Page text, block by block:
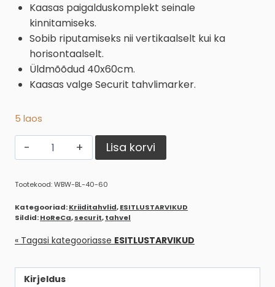
Kaasas paigalduskomplekt seinale
kinnitamiseks.
Sobib riputamiseks nii vertikaalselt kui ka
horisontaalselt.
Üldmõõdud 40x60cm.
Kaasas valge Securit tahvlimarker.
5 laos
Securit
musta
tahvel
40x60cm
+
tahvlimarker
Lisa korvi
Tootekood:WBW-BL-40-60
Kategooriad:Kriiditahvlid,ESITLUSTARVIKUD
Sildid:HoReCa,securit,tahvel
« Tagasi kategooriasse ESITLUSTARVIKUD
Kirjeldus